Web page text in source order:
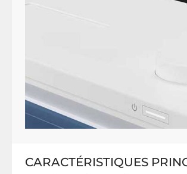
CARACTÉRISTIQUES